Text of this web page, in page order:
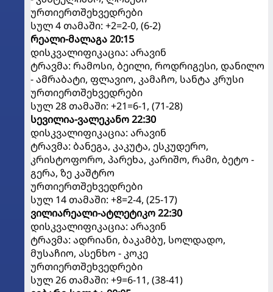
ურთიერთშეხვედრები
სულ 4 თამაში: +2=2-0, (6-2)
რეალი-მალაგა 20:15
დისკვალიფიკაცია: არავინ
ტრავმა: რამოსი, ბეილი, როდრიგესი, დანილო
- ამრაბატი, ფლავიო, კამაჩო, სანტა კრუსი
ურთიერთშეხვედრები
სულ 28 თამაში: +21=6-1, (71-28)
სევილია-ვალეკანო 22:30
დისკვალიფიკაცია: არავინ
ტრავმა: ბანეგა, კაკუტა, ესკუდერო,
კრისტოფორო, პარეხა, კარიშო, რამი, ბეტო -
გერა, ზე კაშტრო
ურთიერთშეხვედრები
სულ 14 თამაში: +8=2-4, (25-17)
ვილიარეალი-ატლეტიკო 22:30
დისკვალიფიკაცია: არავინ
ტრავმა: ადრიანი, ბაკამბუ, სოლდადო,
მუსაჩიო, ასენხო - კოკე
ურთიერთშეხვედრები
სულ 26 თამაში: +9=6-11, (38-41)